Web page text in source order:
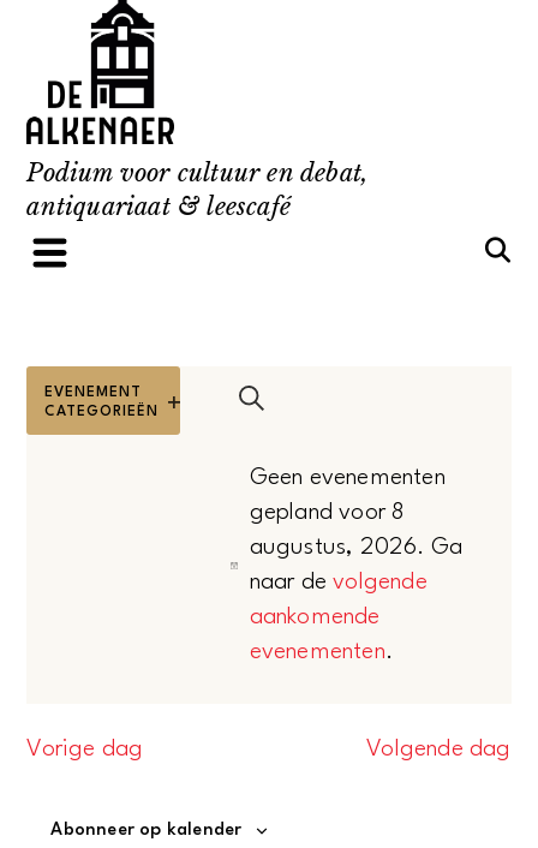
content
Podium voor cultuur en debat,
antiquariaat & leescafé
Evenementen
8
augustus,
Bericht
Geen evenementen
gepland voor 8
augustus, 2026. Ga
naar devolgende
aankomende
evenementen.
Evenementen
Zoeken
en
weergeven
navigatie
FILTERS
ALS
INVOERGEGEVENS
GEBEURTENISSEN
MET
EVENEMENT
CATEGORIEËN
filters
Vorige dag Volgende dag
Abonneer op kalender